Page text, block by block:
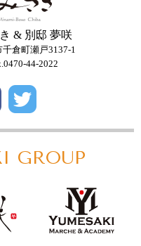
& 別邸 夢咲
倉町瀬戸3137-1
44-2022
GROUP